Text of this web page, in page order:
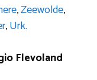
,Zeewolde,
,Urk.
Flevoland